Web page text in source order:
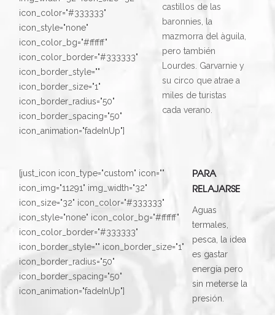
icon_color="#333333"
icon_style="none"
icon_color_bg="#ffffff"
icon_color_border="#333333"
icon_border_style=""
icon_border_size="1"
icon_border_radius="50"
icon_border_spacing="50"
icon_animation="fadeInUp"]
castillos de las
baronnies, la
mazmorra del àguila,
pero también
Lourdes. Garvarnie y
su circo que atrae a
miles de turistas
cada verano.
[just_icon icon_type="custom" icon=""
icon_img="11291" img_width="32"
icon_size="32" icon_color="#333333"
icon_style="none" icon_color_bg="#ffffff"
icon_color_border="#333333"
icon_border_style="" icon_border_size="1"
icon_border_radius="50"
icon_border_spacing="50"
icon_animation="fadeInUp"]
PARA
RELAJARSE
Aguas
termales,
pesca, la idea
es gastar
energía pero
sin meterse la
presión.